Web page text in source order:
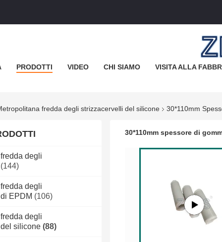
PRODOTTI VIDEO CHI SIAMO VISITA ALLA
fredda degli strizzacervelli del silicone 30*110mm
degli
(144)
degli
EPDM (106)
degli
silicone (88)
30*110mm spessore di